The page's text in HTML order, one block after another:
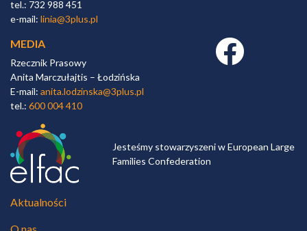
tel.: 732 988 451
e-mail: linia@3plus.pl
MEDIA
Rzecznik Prasowy
Anita Marczułajtis – Łodzińska
E-mail: anita.lodzinska@3plus.pl
tel.: 600 004 410
Facebook link
Jesteśmy stowarzyszeni w European Large
Families Confederation
Aktualności